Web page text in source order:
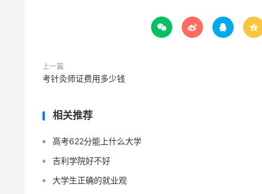
   
上一篇
考针灸师证费用多少钱
相关推荐
高考622分能上什么大学
吉利学院好不好
大学生正确的就业观